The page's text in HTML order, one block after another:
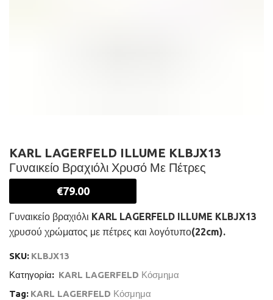
KARL LAGERFELD ILLUME KLBJX13
Γυναικείο Βραχιόλι Χρυσό Με Πέτρες
€79.00
Γυναικείο βραχιόλι KARL LAGERFELD ILLUME KLBJX13
χρυσού χρώματος με πέτρες και λογότυπο(22cm).
SKU: KLBJX13
Κατηγορία: KARL LAGERFELD Κόσμημα
Tag: KARL LAGERFELD Κόσμημα